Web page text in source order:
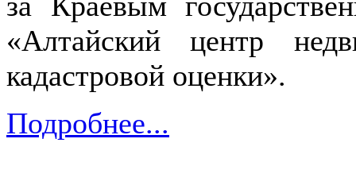
«Алтайский центр
кадастровой оценки».
Подробнее...